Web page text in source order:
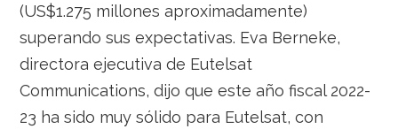
(US$1.275 millones aproximadamente)
superando sus expectativas. Eva Berneke,
directora ejecutiva de Eutelsat
Communications, dijo que este año fiscal 2022-
23 ha sido muy sólido para Eutelsat, con